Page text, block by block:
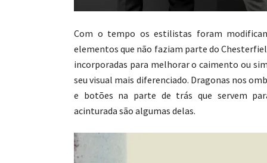
Com o tempo os estilistas foram
elementos que não faziam parte do
incorporadas para melhorar o caimento ou
seu visual mais diferenciado. Dragonas nos
e botões na parte de trás que servem
acinturada são algumas delas.